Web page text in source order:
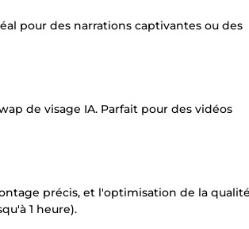
pour des narrations captivantes ou des
de visage IA. Parfait pour des vidéos
précis, et l'optimisation de la
1 heure).